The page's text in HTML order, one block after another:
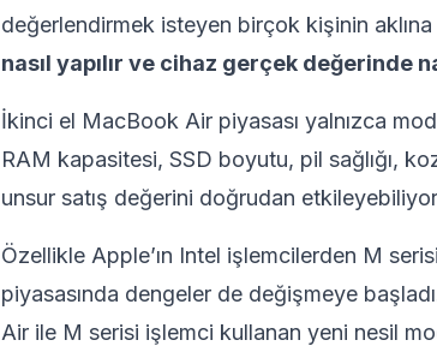
değerlendirmek isteyen birçok kişinin aklına
nasıl yapılır ve cihaz gerçek değerinde
İkinci el MacBook Air piyasası yalnızca
RAM kapasitesi, SSD boyutu, pil sağlığı,
unsur satış değerini doğrudan
Özellikle Apple’ın Intel işlemcilerden M
piyasasında dengeler de değişmeye
Air ile M serisi işlemci kullanan yeni nesil